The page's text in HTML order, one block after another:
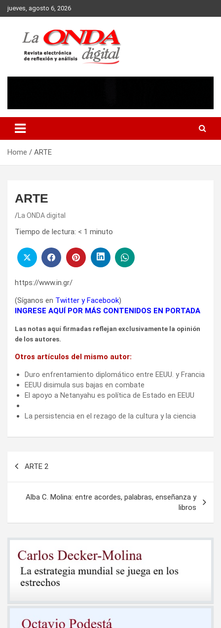
Skip
to
jueves, agosto 6, 2026
Home ARTE
ARTE
La ONDA digital
Tiempo de lectura: < 1 minuto
https://www.in.gr/
(Síganos en Twitter yFacebook)
INGRESE AQUÍ POR MÁS CONTENIDOS EN PORTADA
Las notas aquí firmadas reflejan exclusivamente la opinión
de los autores.
Otros artículos del mismo autor:
Duro enfrentamiento diplomático entre EEUU. y Francia
EEUU disimula sus bajas en combate
El apoyo a Netanyahu es política de Estado en EEUU
La persistencia en el rezago de la cultura y la ciencia
entradas
ARTE 2
Alba C. Molina: entre acordes, palabras, enseñanza y
libros